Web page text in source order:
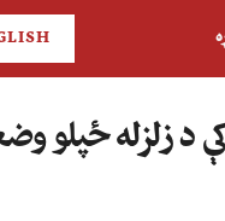
د زلزله ځپلو